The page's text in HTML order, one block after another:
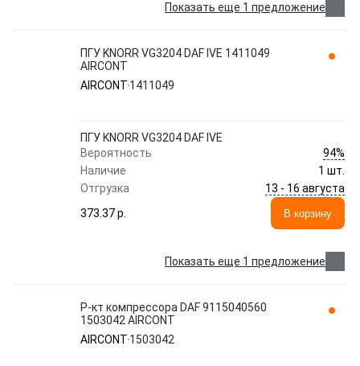
Показать еще 1 предложение
ПГУ KNORR VG3204 DAF IVE 1411049
AIRCONT
AIRCONT 1411049
ПГУ KNORR VG3204 DAF IVE
Вероятность
94%
Наличие
1 шт.
Отгрузка
13 - 16 августа
373.37 p.
В корзину
Показать еще 1 предложение
Р-кт компрессора DAF 9115040560
1503042 AIRCONT
AIRCONT 1503042